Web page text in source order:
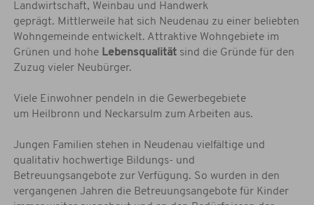
Landwirtschaft, Weinbau und Handwerk
geprägt. Mittlerweile hat sich Neudenau zu einer beliebten
Wohngemeinde entwickelt. Attraktive Wohngebiete im
Grünen und hohe Lebensqualitätsind die Gründe für den
Zuzug vieler Neubürger.
Viele Einwohner pendeln in die Gewerbegebiete
um Heilbronn und Neckarsulm zum Arbeiten aus.
Jungen Familien stehen in Neudenau vielfältige und
qualitativ hochwertige Bildungs- und
Betreuungsangebote zur Verfügung. So wurden in den
vergangenen Jahren die Betreuungsangebote für Kinder